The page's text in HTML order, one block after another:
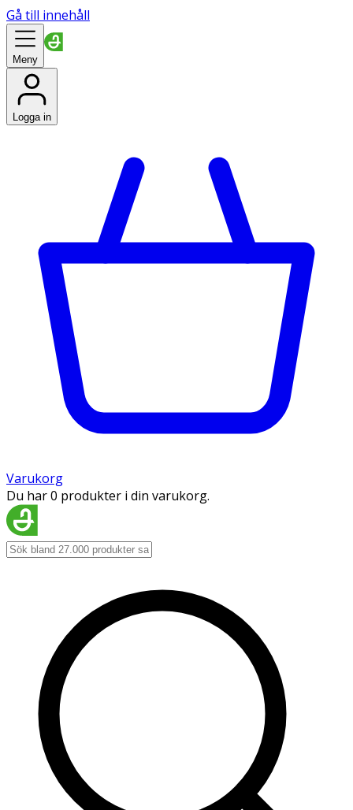
Gå till innehåll
Meny
Logga in
Varukorg
Du har 0 produkter i din varukorg.